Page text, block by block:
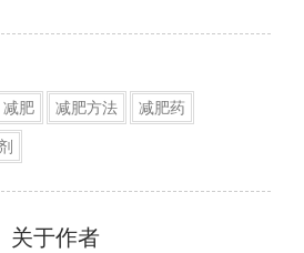
减肥 减肥方法
减肥药
关于作者